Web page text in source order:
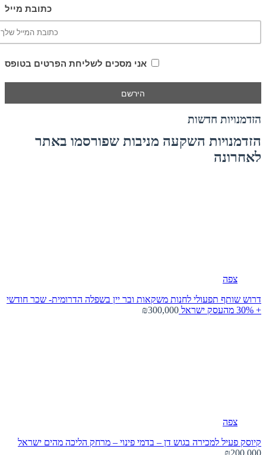
כתובת מייל
אני מסכים לשליחת הפרטים בטופס
הזדמנויות חדשות
הזדמנויות השקעה מניבות שפורסמו באתר
לאחרונה
צפה
דרוש שותף תפעולי לחנות משקאות ובר יין בשפלה הדרומית- שכר חודשי
+ 30% מהעסק
ישראל ₪300,000
צפה
קיוסק פעיל למכירה בגוש דן – בדמי פינוי – מרחק הליכה מהים ישראל
₪200,000